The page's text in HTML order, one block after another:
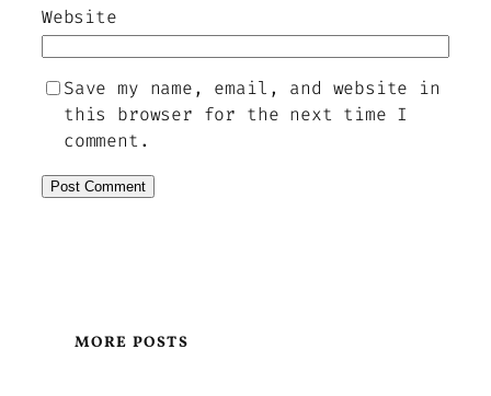
Website
Save my name, email, and website in
this browser for the next time I
comment.
MORE POSTS